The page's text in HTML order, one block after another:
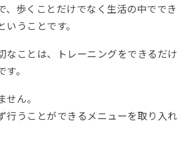
、歩くことだけでなく生活の中ででき
うことです。
なことは、トレーニングをできるだけ
。
ん。
行うことができるメニューを取り入れ